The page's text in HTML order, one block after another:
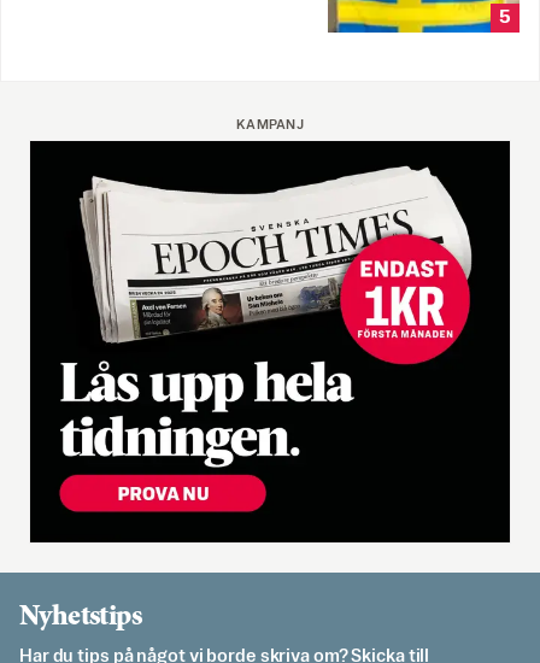
5
KAMPANJ
Nyhetstips
Har du tips på något vi borde skriva om? Skicka till